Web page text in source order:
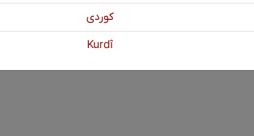
كوردی
Kurdî